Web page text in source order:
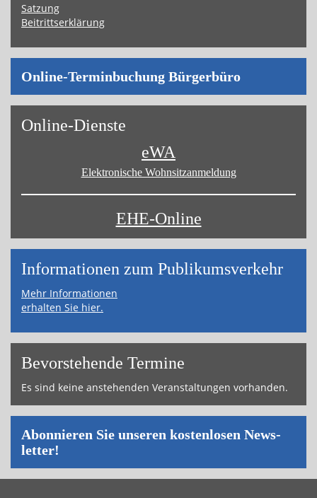
On­line-Ter­min­bu­chung Bür­ger­bü­ro
On­line-Diens­te
eWA
Elektronische Wohnsitz­anmeldung
EHE-Online
Informa­tionen zum Publikums­­verkehr
Mehr Informationen
erhalten Sie hier.
Bevor­ste­hende Ter­mi­ne
Es sind keine an­ste­hen­den Ver­an­stal­tun­gen vor­han­den.
Abon­nie­ren Sie un­se­ren kos­ten­lo­sen News­
let­ter!
Sat­zung
Bei­tritts­er­klä­rung